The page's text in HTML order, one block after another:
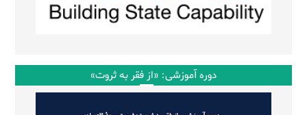
دوره آموزشی: «از فقر به ثروت»